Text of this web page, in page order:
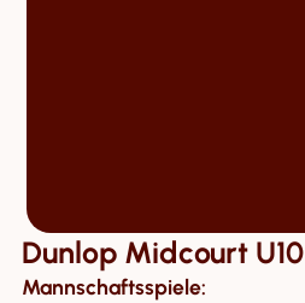
Dunlop Midcourt U10
Mannschaftsspiele: